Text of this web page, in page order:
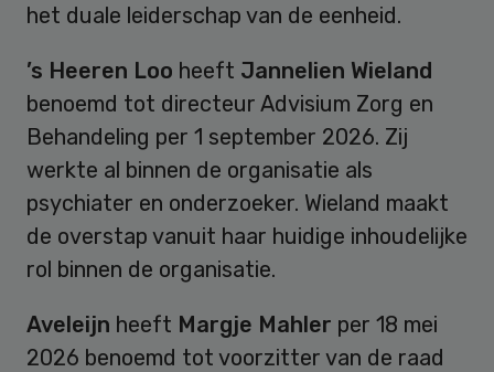
het duale leiderschap van de eenheid.
’s Heeren Loo heeft Jannelien Wieland
benoemd tot directeur Advisium Zorg en
Behandeling per 1 september 2026. Zij
werkte al binnen de organisatie als
psychiater en onderzoeker. Wieland maakt
de overstap vanuit haar huidige inhoudelijke
rol binnen de organisatie.
Aveleijn heeft Margje Mahler per 18 mei
2026 benoemd tot voorzitter van de raad